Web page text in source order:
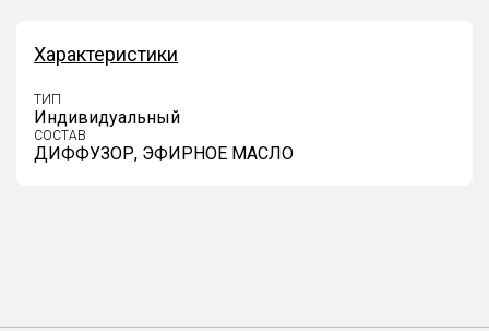
Характеристики
ТИП
Индивидуальный
СОСТАВ
ДИФФУЗОР, ЭФИРНОЕ МАСЛО